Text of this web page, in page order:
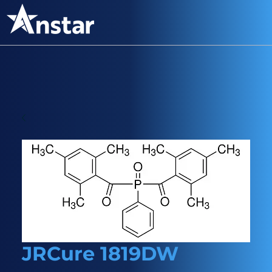
JRCure 1819DW